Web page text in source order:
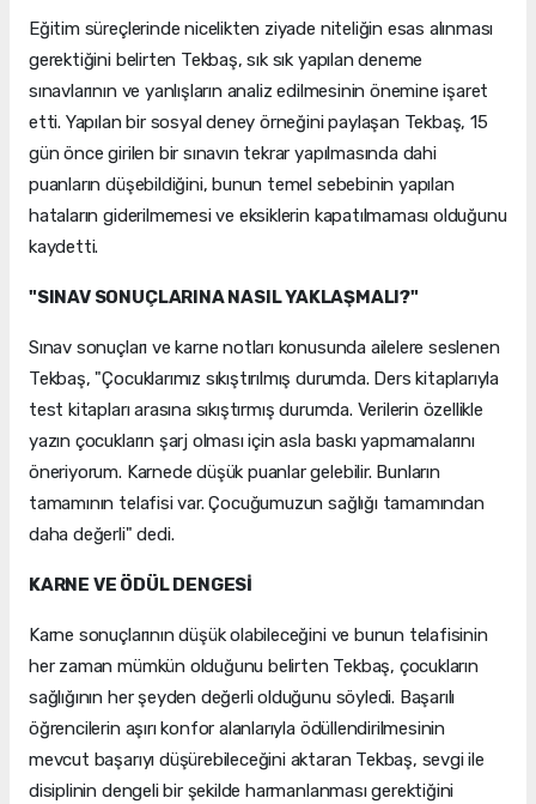
Eğitim süreçlerinde nicelikten ziyade niteliğin esas alınması
gerektiğini belirten Tekbaş, sık sık yapılan deneme
sınavlarının ve yanlışların analiz edilmesinin önemine işaret
etti. Yapılan bir sosyal deney örneğini paylaşan Tekbaş, 15
gün önce girilen bir sınavın tekrar yapılmasında dahi
puanların düşebildiğini, bunun temel sebebinin yapılan
hataların giderilmemesi ve eksiklerin kapatılmaması olduğunu
kaydetti.
"SINAV SONUÇLARINA NASIL YAKLAŞMALI?"
Sınav sonuçları ve karne notları konusunda ailelere seslenen
Tekbaş, "Çocuklarımız sıkıştırılmış durumda. Ders kitaplarıyla
test kitapları arasına sıkıştırmış durumda. Verilerin özellikle
yazın çocukların şarj olması için asla baskı yapmamalarını
öneriyorum. Karnede düşük puanlar gelebilir. Bunların
tamamının telafisi var. Çocuğumuzun sağlığı tamamından
daha değerli" dedi.
KARNE VE ÖDÜL DENGESİ
Karne sonuçlarının düşük olabileceğini ve bunun telafisinin
her zaman mümkün olduğunu belirten Tekbaş, çocukların
sağlığının her şeyden değerli olduğunu söyledi. Başarılı
öğrencilerin aşırı konfor alanlarıyla ödüllendirilmesinin
mevcut başarıyı düşürebileceğini aktaran Tekbaş, sevgi ile
disiplinin dengeli bir şekilde harmanlanması gerektiğini